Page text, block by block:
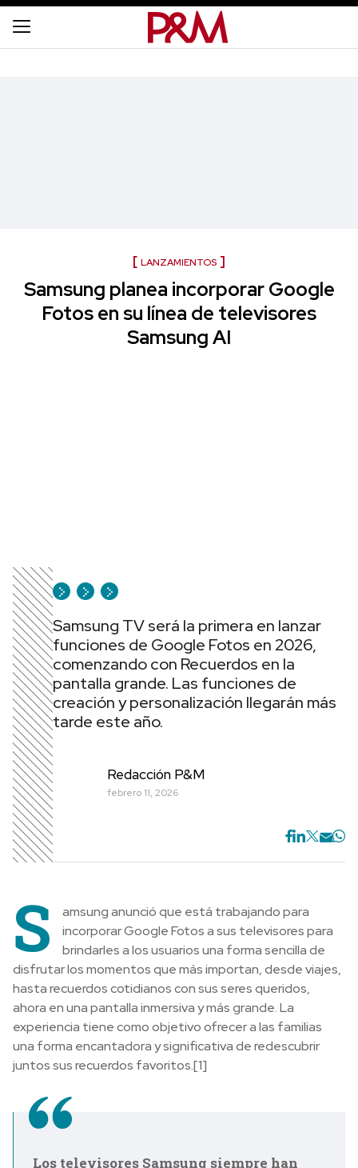
LANZAMIENTOS
Samsung planea incorporar Google
Fotos en su línea de televisores
Samsung AI
Samsung TV será la primera en lanzar
funciones de Google Fotos en 2026,
comenzando con Recuerdos en la
pantalla grande. Las funciones de
creación y personalización llegarán más
tarde este año.
Redacción P&M
febrero 11, 2026
S
amsung anunció que está trabajando para
incorporar Google Fotos a sus televisores para
brindarles a los usuarios una forma sencilla de
disfrutar los momentos que más importan, desde viajes,
hasta recuerdos cotidianos con sus seres queridos,
ahora en una pantalla inmersiva y más grande. La
experiencia tiene como objetivo ofrecer a las familias
una forma encantadora y significativa de redescubrir
juntos sus recuerdos favoritos.[1]
Los televisores Samsung siempre han